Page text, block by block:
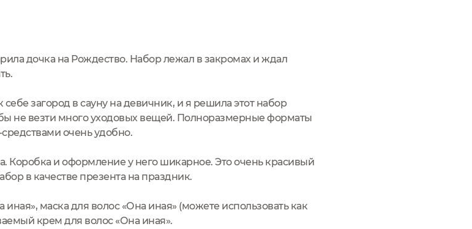
дочка на Рождество. Набор лежал в закромах и ждал
загород в сауну на девичник, и я решила этот набор
не везти много уходовых вещей. Полноразмерные форматы
очень удобно.
Коробка и оформление у него шикарное. Это очень красивый
в качестве презента на праздник.
маска для волос «Она иная» (можете использовать как
крем для волос «Она иная».